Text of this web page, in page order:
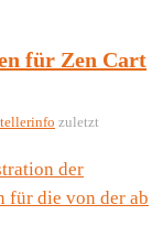
für Zen Cart
zuletzt
der
für die von der ab